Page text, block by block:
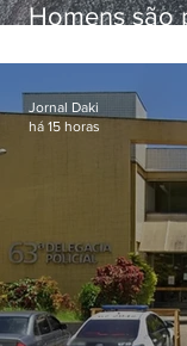
Homens são
Jornal Daki
há 15 horas